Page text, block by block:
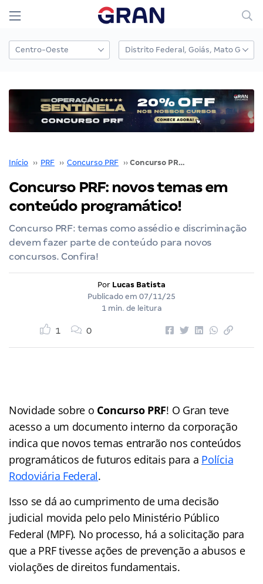
Início ›› PRF ›› Concurso PRF ›› Concurso PRF: novos temas em conteúdo programático!
Concurso PRF: novos temas em
conteúdo programático!
Concurso PRF: temas como assédio e discriminação
devem fazer parte de conteúdo para novos
concursos. Confira!
Por Lucas Batista
Publicado em 07/11/25
1 min. de leitura
1 0
Novidade sobre o Concurso PRF! O Gran teve
acesso a um documento interno da corporação
indica que novos temas entrarão nos conteúdos
programáticos de futuros editais para a Polícia
Rodoviária Federal.
Isso se dá ao cumprimento de uma decisão
judicial movida pelo pelo Ministério Público
Federal (MPF). No processo, há a solicitação para
que a PRF tivesse ações de prevenção a abusos e
violações de direitos fundamentais.